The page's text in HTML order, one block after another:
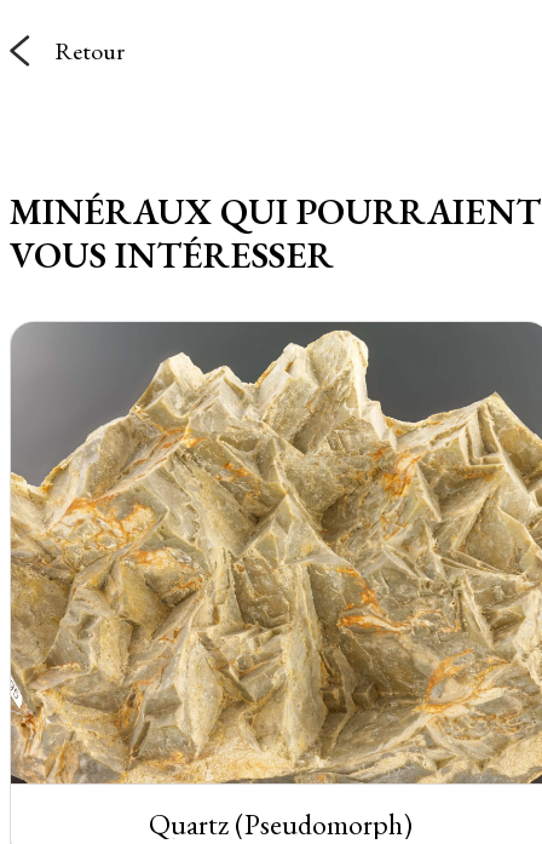
Retour
MINÉRAUX QUI POURRAIENT
VOUS INTÉRESSER
Quartz (Pseudomorph)